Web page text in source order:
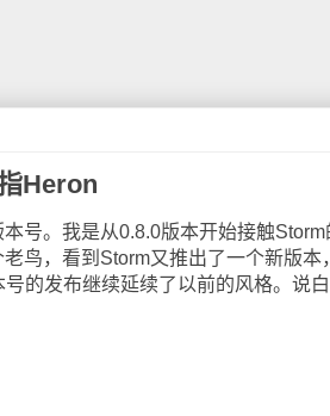
Heron
号。我是从0.8.0版本开始接触Storm
鸟，看到Storm又推出了一个新版本
的发布继续延续了以前的风格。说